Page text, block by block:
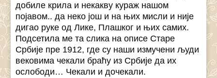
добиле крила и некакву кураж нашом
појавом.. да неко још и на њих мисли и није
дигао руке од Лике, Плашког и њих самих.
Подсетила ме та слика на описе Старе
Србије пре 1912, где су наши измучени људи
вековима чекали браћу из Србије да их
ослободи… Чекали и дочекали.